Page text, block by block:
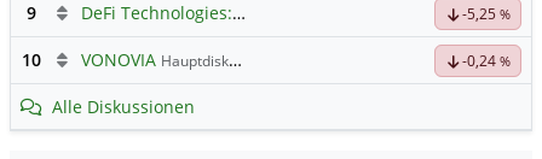
9 DeFi Technologies: Eine Perle? -5,25 %
10 VONOVIA Hauptdiskussion -0,24 %
Alle Diskussionen